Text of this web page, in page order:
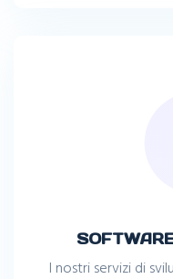
I nostri servizi di